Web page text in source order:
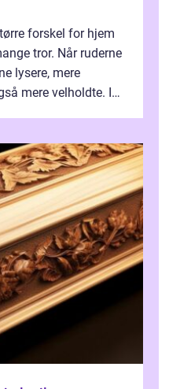
forskel for hjem
tror. Når ruderne
lysere, mere
mere velholdte. I